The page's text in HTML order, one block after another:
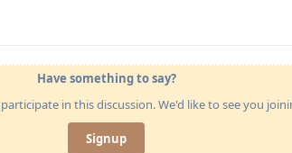
Have something to say?
in this discussion. We'd like to see you
Signup